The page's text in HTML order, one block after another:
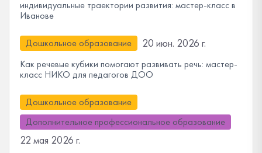
индивидуальные траектории развития: мастер-класс в
Иванове
Дошкольное образование 20 июн. 2026 г.
Как речевые кубики помогают развивать речь: мастер-
класс НИКО для педагогов ДОО
Дошкольное образование
Дополнительное профессиональное образование
22 мая 2026 г.